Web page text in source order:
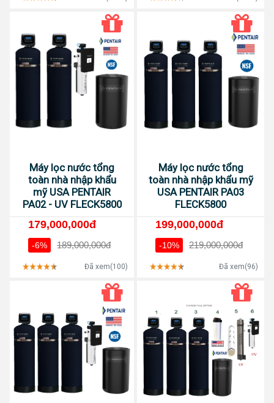
Máy lọc nước tổng
toàn nhà nhập khẩu
mỹ USA PENTAIR
PA02 - UV FLECK5800
179,000,000đ
-6% 189,000,000đ
Đã xem(100)
Máy lọc nước tổng
toàn nhà nhập khẩu mỹ
USA PENTAIR PA03
FLECK5800
199,000,000đ
-10% 219,000,000đ
Đã xem(96)